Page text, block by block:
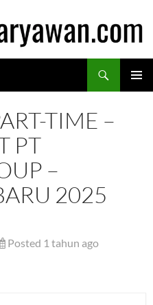
TIME –
PT
–
2025
Posted 1 tahun ago